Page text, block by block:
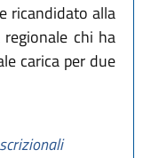
ricandidato alla
chi ha
carica per due